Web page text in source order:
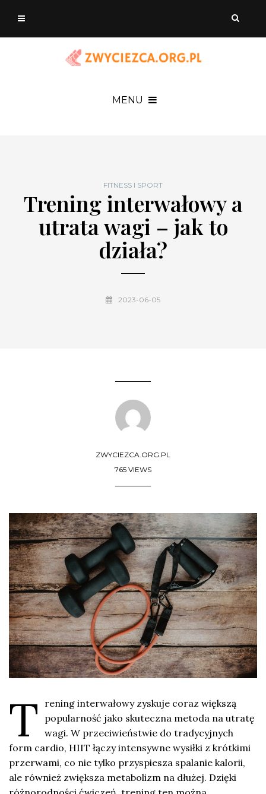
MENU
FITNESS I SPORT
Trening interwałowy a
utrata wagi – jak to
działa?
2023-06-05
ZWYCIEZCA.ORG.PL
765 VIEWS
T
rening interwałowy zyskuje coraz większą
popularność jako skuteczna metoda na utratę
wagi. W przeciwieństwie do tradycyjnych
form cardio, HIIT łączy intensywne wysiłki z krótkimi
przerwami, co nie tylko przyspiesza spalanie kalorii,
ale również zwiększa metabolizm na dłużej. Dzięki